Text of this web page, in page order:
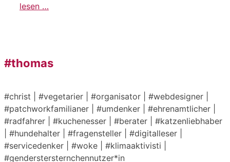
lesen …
#thomas
#christ | #vegetarier | #organisator | #webdesigner |
#patchworkfamilianer | #umdenker | #ehrenamtlicher |
#radfahrer | #kuchenesser | #berater | #katzenliebhaber
| #hundehalter | #fragensteller | #digitalleser |
#servicedenker | #woke | #klimaaktivisti |
#genderstersternchennutzer*in